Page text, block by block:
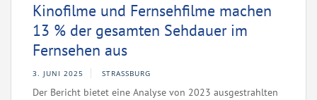
Kinofilme und Fernsehfilme machen
13 % der gesamten Sehdauer im
Fernsehen aus
3. JUNI 2025 STRASSBURG
Der Bericht bietet eine Analyse von 2023 ausgestrahlten